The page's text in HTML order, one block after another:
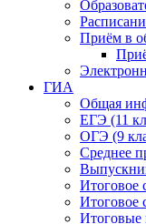
Приём в
ГИА
Общая
ЕГЭ (11
ОГЭ (9
Среднее
Итоговое
Итоговое
Итоговые